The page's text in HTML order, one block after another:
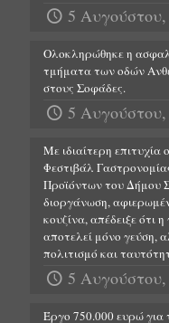
5 Αυγούστου,
Ολοκληρώθηκε η
τμήματα των οδών
στους Σοφάδες.
5 Αυγούστου,
Με ιδιαίτερη
Φεστιβάλ
Προϊόντων του Δήμου
διοργάνωση,
κουζίνα, απέδειξε ότι
αποτελεί μόνο γεύση,
πολιτισμό και
5 Αυγούστου,
Έργο 750.000 ευρώ για